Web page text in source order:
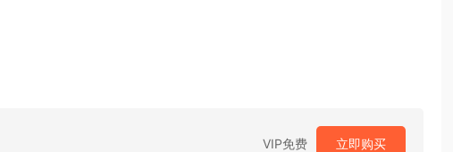
VIP免费 立即购买